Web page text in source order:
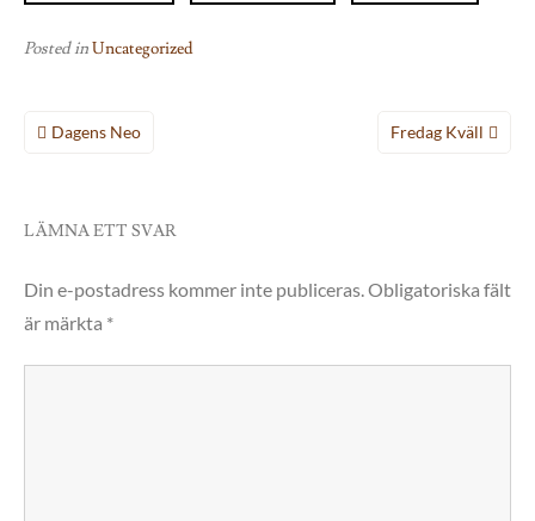
Posted inUncategorized
Inläggsnavigering
Dagens Neo Fredag Kväll
LÄMNA ETT SVAR
Din e-postadress kommer inte publiceras.Obligatoriska fält
är märkta *